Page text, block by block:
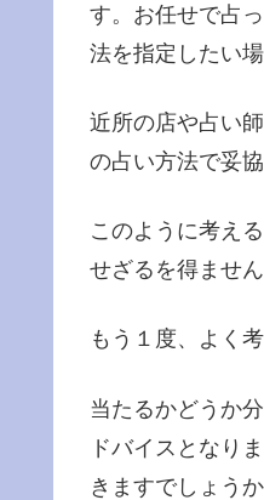
す。お任せで占
法を指定したい
近所の店や占い
の占い方法で妥
このように考える
せざるを得ません
もう１度、よく
当たるかどうか
ドバイスとなり
きますでしょうか